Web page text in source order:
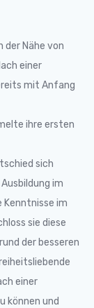
der Nähe von
einer
mit Anfang
ihre ersten
sich
im
Kenntnisse im
sie diese
der besseren
einer
können und